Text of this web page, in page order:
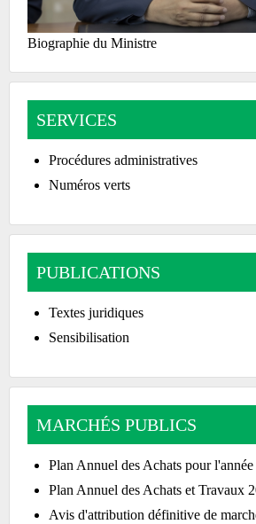
Biographie du Ministre
SERVICES
Procédures administratives
Numéros verts
PUBLICATIONS
Textes juridiques
Sensibilisation
MARCHÉS PUBLICS
Plan Annuel des Achats pour
Plan Annuel des Achats et Travaux
Avis d'attribution définitive de